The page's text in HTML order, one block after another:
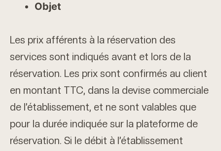
Objet
Les prix afférents à la réservation des
services sont indiqués avant et lors de la
réservation. Les prix sont confirmés au client
en montant TTC, dans la devise commerciale
de l’établissement, et ne sont valables que
pour la durée indiquée sur la plateforme de
réservation. Si le débit à l’établissement